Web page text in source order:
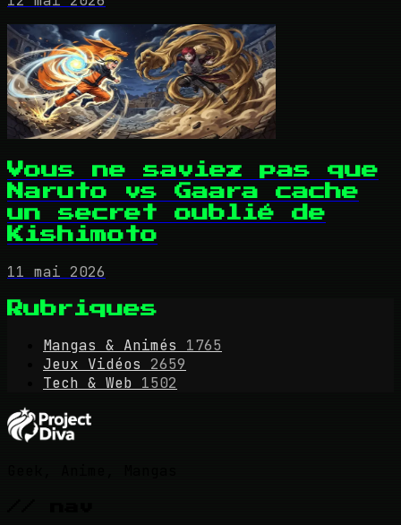
Vous ne saviez pas que
Naruto vs Gaara cache
un secret oublié de
Kishimoto
11 mai 2026
Rubriques
Mangas & Animés
1765
Jeux Vidéos
2659
Tech & Web 1502